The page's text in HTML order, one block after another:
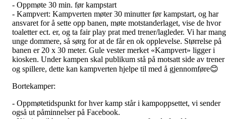
- Oppmøte 30 min. før kampstart
- Kampvert: Kampverten møter 30 minutter før kampstart, og har
ansvaret for å sette opp banen, møte motstanderlaget, vise de hvor
toaletter ect. er, og ta fair play prat med trener/lagleder. Vi har
unge dommere, så sørg for at de får en ok opplevelse. Størrelse på
banen er 20 x 30 meter. Gule vester merket «Kampvert» ligger i
kiosken. Under kampen skal publikum stå på motsatt side av trener
og spillere, dette kan kampverten hjelpe til med å gjennomføre😊
Bortekamper:
- Oppmøtetidspunkt for hver kamp står i kampoppsettet, vi sender
også ut påminnelser på Facebook.